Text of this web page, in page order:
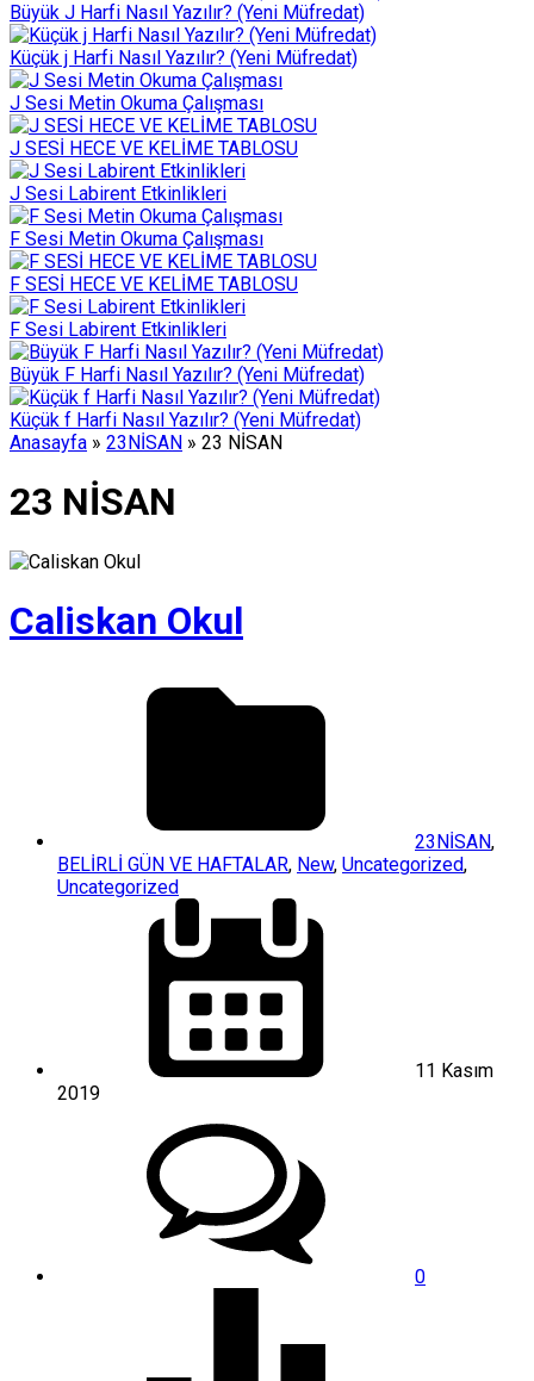
Büyük J Harfi Nasıl Yazılır? (Yeni Müfredat)
Küçük j Harfi Nasıl Yazılır? (Yeni Müfredat)
J Sesi Metin Okuma Çalışması
J SESİ HECE VE KELİME TABLOSU
J Sesi Labirent Etkinlikleri
F Sesi Metin Okuma Çalışması
F SESİ HECE VE KELİME TABLOSU
F Sesi Labirent Etkinlikleri
Büyük F Harfi Nasıl Yazılır? (Yeni Müfredat)
Küçük f Harfi Nasıl Yazılır? (Yeni Müfredat)
Anasayfa » 23NİSAN » 23 NİSAN
23 NİSAN
Caliskan Okul
23NİSAN,
BELİRLİ GÜN VE HAFTALAR, New, Uncategorized,
Uncategorized
11 Kasım
2019
0